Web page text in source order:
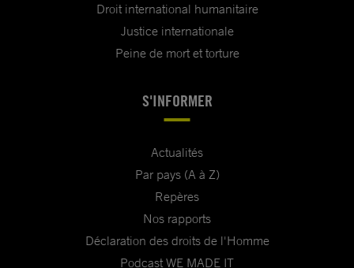
Droit international humanitaire
Justice internationale
Peine de mort et torture
S'INFORMER
Actualités
Par pays (A à Z)
Repères
Nos rapports
Déclaration des droits de l'Homme
Podcast WE MADE IT